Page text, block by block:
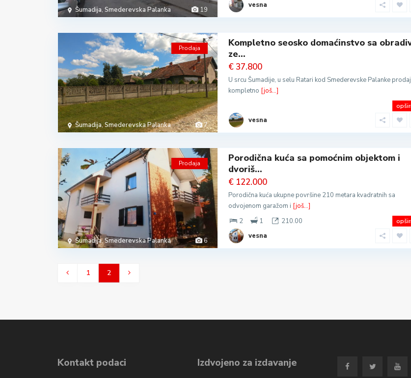
19
Šumadija, Smederevska Palanka
vesna
7
Šumadija,Smederevska Palanka
Prodaja
Kompletno seosko domaćinstvo sa
ze...
€ 37.800
U srcu Šumadije, u selu Ratari kod Smederevske Palanke
kompletno [još...]
vesna
6
Šumadija,Smederevska Palanka
Prodaja
Porodična kuća sa pomoćnim objektom i
dvoriš...
€ 122.000
Porodična kuća ukupne površine 210 metara kvadratnih sa
odvojenom garažom i [još...]
2
1 210.00
vesna
1 2
Kontakt podaci Izdvojeno za izdavanje